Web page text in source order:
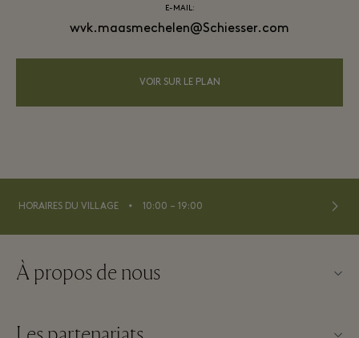
E-MAIL:
wvk.maasmechelen@Schiesser.com
VOIR SUR LE PLAN
HORAIRES DU VILLAGE ⬩ 10:00 – 19:00
À propos de nous